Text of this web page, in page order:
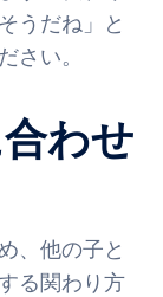
うだね」と
さい。
わせ
、他の子と
る関わり方